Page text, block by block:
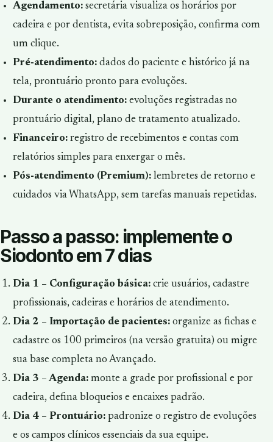
Agendamento:secretária visualiza os horários por
cadeira e por dentista, evita sobreposição, confirma com
um clique.
Pré-atendimento:dados do paciente e histórico já na
tela, prontuário pronto para evoluções.
Durante o atendimento:evoluções registradas no
prontuário digital, plano de tratamento atualizado.
Financeiro:registro de recebimentos e contas com
relatórios simples para enxergar o mês.
Pós-atendimento (Premium):lembretes de retorno e
cuidados via WhatsApp, sem tarefas manuais repetidas.
Passo a passo: implemente o
Siodonto em 7 dias
Dia 1 – Configuração básica:crie usuários, cadastre
profissionais, cadeiras e horários de atendimento.
Dia 2 – Importação de pacientes:organize as fichas e
cadastre os 100 primeiros (na versão gratuita) ou migre
sua base completa no Avançado.
Dia 3 – Agenda:monte a grade por profissional e por
cadeira, defina bloqueios e encaixes padrão.
Dia 4 – Prontuário:padronize o registro de evoluções
e os campos clínicos essenciais da sua equipe.